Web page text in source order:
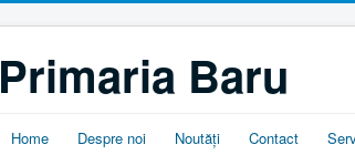
Primaria Baru
Home Despre noi Noutăţi Contact